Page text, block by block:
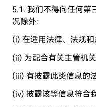
5.1. 我们不得向任何第
况除外：
(i) 在适用法律、法规和
(ii) 为配合有关主管机
(iii) 有披露此类信息的
(iv) 披露该等信息符合